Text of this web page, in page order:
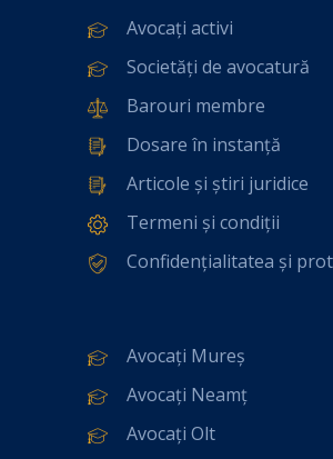
Avocați activi
Societăți de avocatură
Barouri membre
Dosare în instanță
Articole și știri juridice
Termeni și condiții
Confidențialitatea și
Avocați Mureș
Avocați Neamț
Avocați Olt